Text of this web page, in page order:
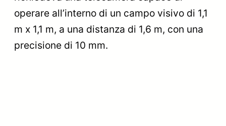
operare all’interno di un campo visivo di 1,1
m x 1,1 m, a una distanza di 1,6 m, con una
precisione di 10 mm.